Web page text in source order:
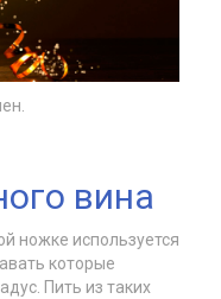
вина
ножке используется
которые
Пить из таких